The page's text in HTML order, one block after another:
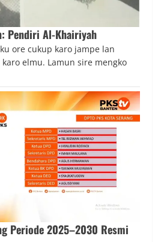
Pendiri Al-Khairiyah
ore cukup karo jampe lan
elmu. Lamun sire mengko
Periode 2025–2030 Resmi